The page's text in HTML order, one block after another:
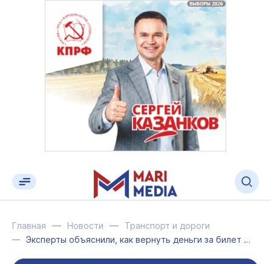
Главная Новости
Транспорт и дороги
Эксперты объяснили, как вернуть деньги за билет на поезд